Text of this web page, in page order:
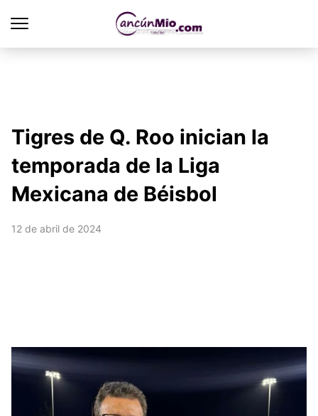
Tigres de Q. Roo inician la
temporada de la Liga
Mexicana de Béisbol
12 de abril de 2024